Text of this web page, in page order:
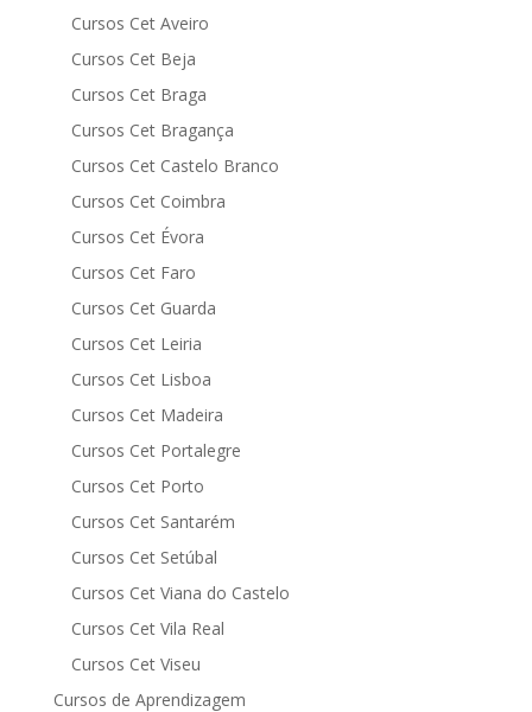
Cursos Cet Aveiro
Cursos Cet Beja
Cursos Cet Braga
Cursos Cet Bragança
Cursos Cet Castelo Branco
Cursos Cet Coimbra
Cursos Cet Évora
Cursos Cet Faro
Cursos Cet Guarda
Cursos Cet Leiria
Cursos Cet Lisboa
Cursos Cet Madeira
Cursos Cet Portalegre
Cursos Cet Porto
Cursos Cet Santarém
Cursos Cet Setúbal
Cursos Cet Viana do Castelo
Cursos Cet Vila Real
Cursos Cet Viseu
Cursos de Aprendizagem